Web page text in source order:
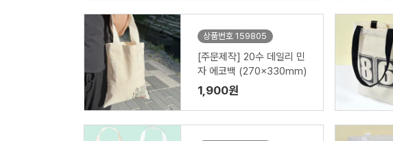
상품번호 159805
[주문제작] 20수 데일리 민
자 에코백 (270x330mm)
1,900원